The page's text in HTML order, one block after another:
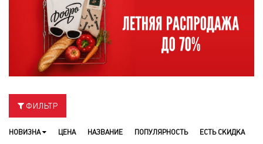
ФИЛЬТР
НОВИЗНА ЦЕНА НАЗВАНИЕ ПОПУЛЯРНОСТЬ ЕСТЬ СКИДКА